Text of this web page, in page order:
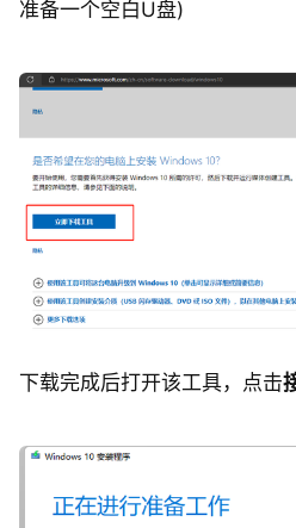
准备一个空白U盘)
下载完成后打开该工具，点击